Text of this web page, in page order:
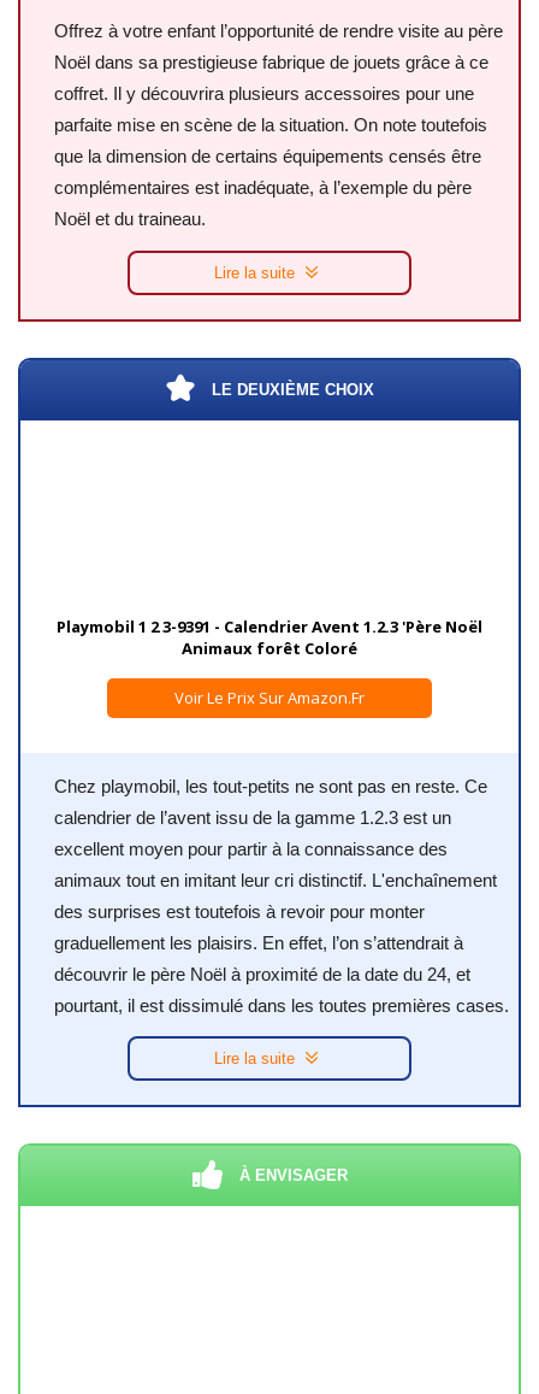
Offrez à votre enfant l’opportunité de rendre visite au père
Noël dans sa prestigieuse fabrique de jouets grâce à ce
coffret. Il y découvrira plusieurs accessoires pour une
parfaite mise en scène de la situation. On note toutefois
que la dimension de certains équipements censés être
complémentaires est inadéquate, à l’exemple du père
Noël et du traineau.
Lire la suite
LE DEUXIÈME CHOIX
Playmobil 1 2 3-9391 - Calendrier Avent 1.2.3 'Père Noël
Animaux forêt Coloré
Voir Le Prix Sur Amazon.fr
Chez playmobil, les tout-petits ne sont pas en reste. Ce
calendrier de l’avent issu de la gamme 1.2.3 est un
excellent moyen pour partir à la connaissance des
animaux tout en imitant leur cri distinctif. L'enchaînement
des surprises est toutefois à revoir pour monter
graduellement les plaisirs. En effet, l’on s’attendrait à
découvrir le père Noël à proximité de la date du 24, et
pourtant, il est dissimulé dans les toutes premières cases.
Lire la suite
À ENVISAGER